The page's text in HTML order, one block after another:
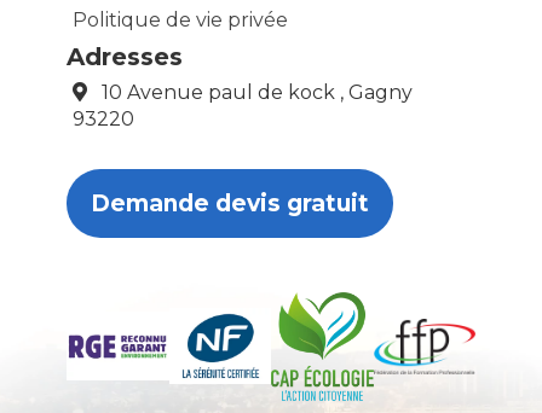
Politique de vie privée
Adresses
10 Avenue paul de kock , Gagny
93220
Demande devis gratuit